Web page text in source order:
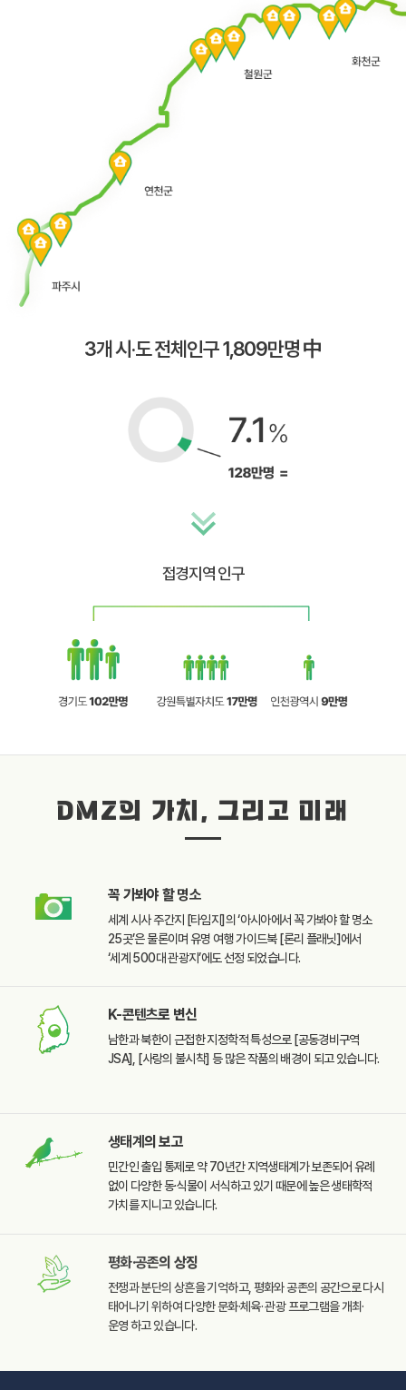
3개 시·도 전체인구 1,809만명 中
접경지역 인구
DMZ의 가치, 그리고 미래
꼭 가봐야 할명소
세계 시사 주간지 [타임지]의 ‘아시아에서 꼭 가봐야 할명소
25곳’은 물론이며 유명 여행 가이드북[론리 플래닛]에서
‘세계 500대 관광지’에도선정 되었습니다.
K-콘텐츠로 변신
남한과 북한이 근접한지정학적 특성으로[공동경비구역
JSA], [사랑의 불시착] 등 많은작품의 배경이 되고 있습니다.
생태계의 보고
민간인 출입 통제로 약 70년간지역생태계가 보존되어 유례
없이 다양한 동·식물이 서식하고있기 때문에 높은 생태학적
가치를 지니고 있습니다.
평화·공존의 상징
전쟁과 분단의 상흔을기억하고, 평화와 공존의공간으로 다시
태어나기위하여 다양한 문화·체육·관광 프로그램을 개최·
운영하고 있습니다.